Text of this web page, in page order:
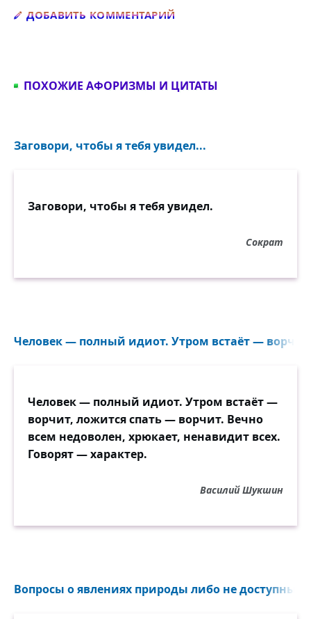
ДОБАВИТЬ КОММЕНТАРИЙ
ПОХОЖИЕ АФОРИЗМЫ И ЦИТАТЫ
Заговори, чтобы я тебя увидел...
Заговори, чтобы я тебя увидел.
Сократ
Человек — полный идиот. Утром встаёт —
Человек — полный идиот. Утром встаёт —
ворчит, ложится спать — ворчит. Вечно
всем недоволен, хрюкает, ненавидит всех.
Говорят — характер.
Василий Шукшин
Вопросы о явлениях природы либо не доступны